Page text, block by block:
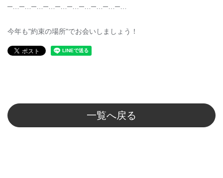
─…─…─…─…─…─…─…─…─…─…
今年も"約束の場所"でお会いしましょう！
一覧へ戻る